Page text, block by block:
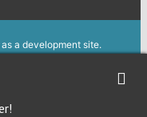
a development site.